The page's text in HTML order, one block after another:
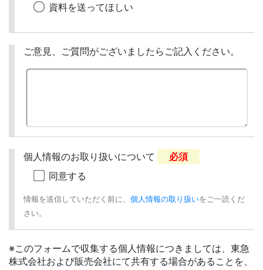
資料を送ってほしい
ご意見、ご質問がございましたらご記入ください。
個人情報のお取り扱いについて
必須
同意する
情報を送信していただく前に、 個人情報の取り扱いをご一読くだ
さい。
※このフォームで収集する個人情報につきましては、東急
株式会社および販売会社にて共有する場合があることを、